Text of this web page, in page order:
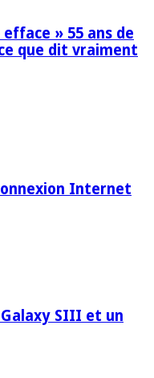
efface » 55 ans de
que dit vraiment
Internet
Galaxy SIII et un